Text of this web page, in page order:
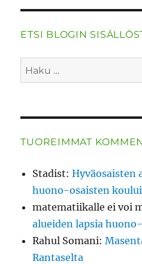
ETSI BLOGIN
Etsi:
TUOREIMMAT
Stadist:Hyväosaisten
huono-osaisten
matematiikalle ei voi
alueiden lapsia
Rahul Somani:
Rantaselta